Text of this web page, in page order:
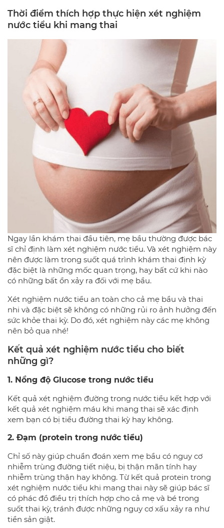
Thời điểm thích hợp thực hiện xét nghiệm
nước tiểu khi mang thai
Ngay lần khám thai đầu tiên, mẹ bầu thường được bác
sĩ chỉ định làm xét nghiệm nước tiểu. Và xét nghiệm này
nên được làm trong suốt quá trình khám thai định kỳ
đặc biệt là những mốc quan trọng, hay bất cứ khi nào
có những bất ổn xảy ra đối với mẹ bầu.
Xét nghiệm nước tiểu an toàn cho cả mẹ bầu và thai
nhi và đặc biệt sẽ không có những rủi ro ảnh hưởng đến
sức khỏe thai kỳ. Do đó, xét nghiệm này các mẹ không
nên bỏ qua nhé!
Kết quả xét nghiệm nước tiểu cho biết
những gì?
1. Nồng độ Glucose trong nước tiểu
Kết quả xét nghiệm đường trong nước tiểu kết hợp với
kết quả xét nghiệm máu khi mang thai sẽ xác định
xem bạn có bị tiểu đường thai kỳ hay không.
2. Đạm (protein trong nước tiểu)
Chỉ số này giúp chuẩn đoán xem mẹ bầu có nguy cơ
nhiễm trùng đường tiết niệu, bị thận mãn tính hay
nhiễm trùng thận hay không. Từ kết quả protein trong
xét nghiệm nước tiểu khi mang thai này sẽ giúp bác sĩ
có phác đồ điều trị thích hợp cho cả mẹ và bé trong
suốt thai kỳ, tránh được những nguy cơ xấu xảy ra như
tiền sản giật.